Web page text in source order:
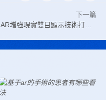
下一篇
AR增強現實雙目顯示技術打造立體感